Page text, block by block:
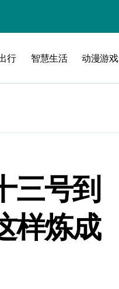
行 智慧生活 动漫游戏
三号到
样炼成